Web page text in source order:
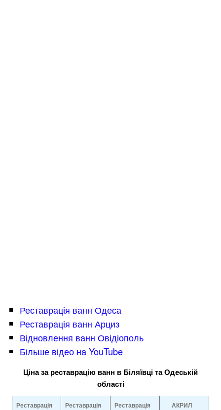
Реставрація ванн Одеса
Реставрація ванн Арциз
Відновлення ванн Овідіополь
Більше відео на YouTube
Ціна за реставрацію ванн в Біляївці та Одеській
області
Реставрація
Реставрація
Реставрація
АКРИЛ